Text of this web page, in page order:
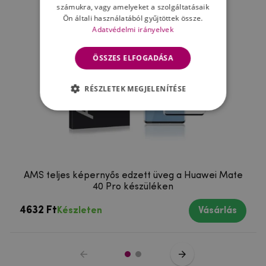
AMS teljes képernyős edzett üveg a Huawei Mate
40 Pro készüléken
4632 Ft Készleten Vásárlás
számukra, vagy amelyeket a szolgáltatásaik
Ön általi használatából gyűjtöttek össze.
Adatvédelmi irányelvek
ÖSSZES ELFOGADÁSA
RÉSZLETEK MEGJELENÍTÉSE